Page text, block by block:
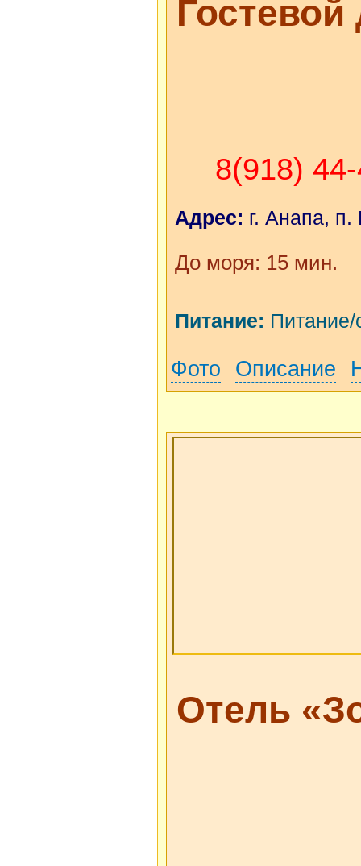
8(918)
Адрес: г. Анапа, п.
До моря: 15 мин.
Питание:
Фото Описание
Отель